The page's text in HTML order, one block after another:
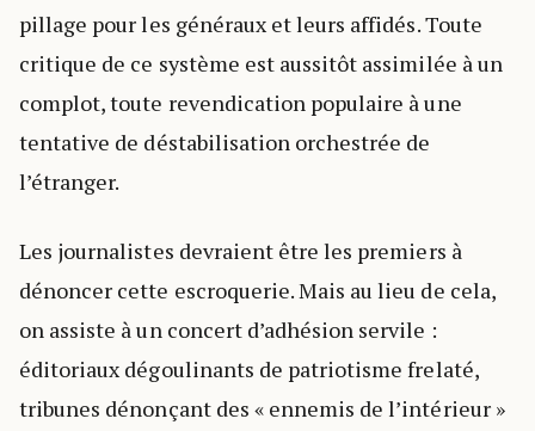
pillage pour les généraux et leurs affidés. Toute
critique de ce système est aussitôt assimilée à un
complot, toute revendication populaire à une
tentative de déstabilisation orchestrée de
l’étranger.
Les journalistes devraient être les premiers à
dénoncer cette escroquerie. Mais au lieu de cela,
on assiste à un concert d’adhésion servile :
éditoriaux dégoulinants de patriotisme frelaté,
tribunes dénonçant des « ennemis de l’intérieur »